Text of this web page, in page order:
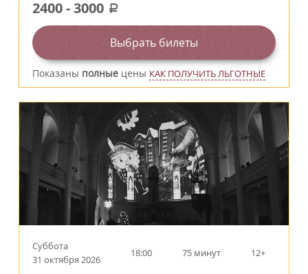
2400-3000 a
Выбрать билеты
Показаны полные цены КАК ПОЛУЧИТЬ ЛЬГОТНЫЕ
Суббота
31 октября 2026
18:00 75 минут 12+